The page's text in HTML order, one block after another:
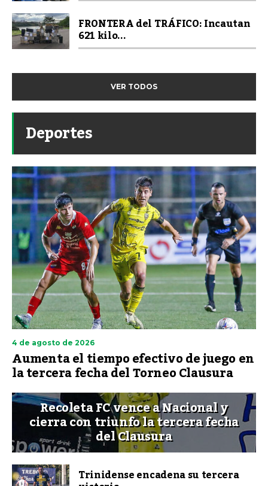
FRONTERA del TRÁFICO: Incautan
621 kilo...
VER TODOS
Deportes
4 de agosto de 2026
Aumenta el tiempo efectivo de juego en
la tercera fecha del Torneo Clausura
Recoleta FC vence a Nacional y
cierra con triunfo la tercera fecha
del Clausura
Trinidense encadena su tercera